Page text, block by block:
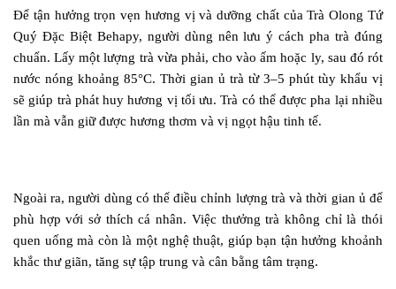
Để tận hưởng trọn vẹn hương vị và dưỡng chất của Trà Olong Tứ
Quý Đặc Biệt Behapy, người dùng nên lưu ý cách pha trà đúng
chuẩn. Lấy một lượng trà vừa phải, cho vào ấm hoặc ly, sau đó rót
nước nóng khoảng 85°C. Thời gian ủ trà từ 3–5 phút tùy khẩu vị
sẽ giúp trà phát huy hương vị tối ưu. Trà có thể được pha lại nhiều
lần mà vẫn giữ được hương thơm và vị ngọt hậu tinh tế.
Ngoài ra, người dùng có thể điều chỉnh lượng trà và thời gian ủ để
phù hợp với sở thích cá nhân. Việc thưởng trà không chỉ là thói
quen uống mà còn là một nghệ thuật, giúp bạn tận hưởng khoảnh
khắc thư giãn, tăng sự tập trung và cân bằng tâm trạng.